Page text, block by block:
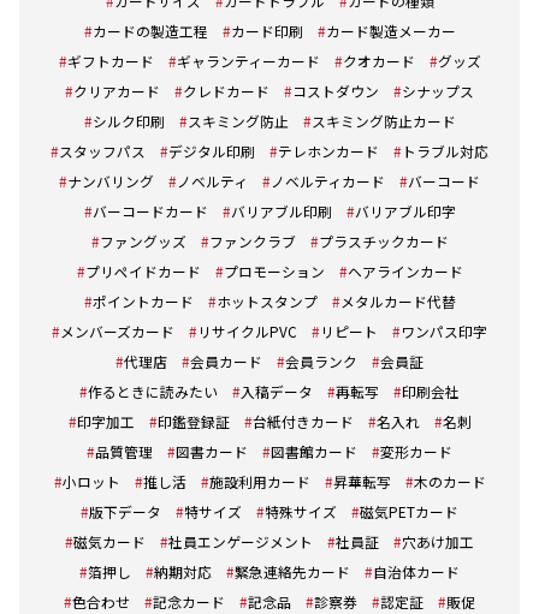
カードの製造工程
カード印刷
カード製造メーカー
ギフトカード
ギャランティーカード クオカード
グッズ
クリアカード
クレドカード コストダウン
シナップス
シルク印刷
スキミング防止
スキミング防止カード
スタッフパス
デジタル印刷 テレホンカード
トラブル対応
ナンバリング
ノベルティ ノベルティカード
バーコード
バーコードカード
バリアブル印刷
バリアブル印字
ファングッズ
ファンクラブ
プラスチックカード
プリペイドカード
プロモーション
ヘアラインカード
ポイントカード
ホットスタンプ
メタルカード代替
メンバーズカード
リサイクルPVC リピート
ワンパス印字
代理店
会員カード 会員ランク
会員証
作るときに読みたい
入稿データ 再転写
印刷会社
印字加工
印鑑登録証 台紙付きカード 名入れ
名刺
品質管理
図書カード 図書館カード
変形カード
小ロット
推し活 施設利用カード 昇華転写
木のカード
版下データ
特サイズ 特殊サイズ
磁気PETカード
磁気カード
社員エンゲージメント 社員証
穴あけ加工
箔押し
納期対応 緊急連絡先カード
自治体カード
色合わせ
記念カード 記念品 診察券 認定証
販促